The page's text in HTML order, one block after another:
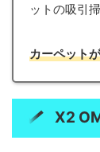
ットの吸引
カーペット
X2